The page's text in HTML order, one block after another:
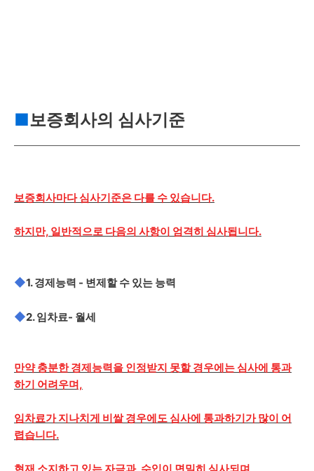
■보증회사의 심사기준
보증회사마다 심사기준은 다를 수 있습니다.
하지만, 일반적으로 다음의 사항이 엄격히 심사됩니다.
◆1. 경제능력 - 변제할 수 있는 능력
◆2. 임차료- 월세
만약 충분한 경제능력을 인정받지 못할 경우에는 심사에 통과
하기 어려우며,
임차료가 지나치게 비쌀 경우에도 심사에 통과하기가 많이 어
렵습니다.